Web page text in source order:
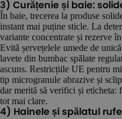
3) Curățenie și baie:
În baie, trecerea la produse
instant mai puține sticle. La
variante concentrate și rezerve
Evită șervețelele umede de
lavete din bumbac spălate
ascuns. Restricțiile UE pentru
tip microgranule abrazive și
dar merită să verifici și eticheta:
tot mai clare.
4) Hainele și spălatul